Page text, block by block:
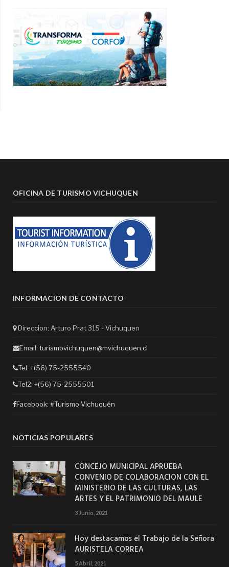
OFICINA DE TURISMO VICHUQUEN
INFORMACION DE CONTACTO
Direccion: Arturo Prat 315 - Vichuquen
Email: turismovichuquen@mvichuquen.cl
Tel: +(56) 75-2555540
Tel2: +(56) 75-2555501
Facebook: #Turismo Vichuquén
NOTICIAS POPULARES
CONCEJO MUNICIPAL APRUEBA
CONVENIO DE COLABORACION CON EL
MINISTERIO DE LAS CULTURAS, LAS
ARTES Y EL PATRIMONIO DEL MAULE
3 Junio, 2021
Hoy destacamos el Trabajo de la Señora
AURISTELA CORREA
5 Abril, 2021